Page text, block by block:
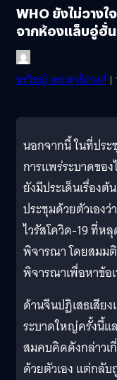
WHO ยังไม่วาง
จากห้องแล็บอู่ฮั่น
สรวิชญ์ พระสุจริตวงศ์ |
นอกจากนี้ ในที่ประ
การแพร่ระบาดขอ
ยังมีประเด็นเรื่อง
ประชุมด้วยตัวเอง
ไวรัสโควิด-19 ที่ห
พิจารณา โดยสมม
พิจารณาเพื่อหาข้อ
ด้านจีนปฏิเสธเสีย
ระบาดใหญ่ครั้งนี้แ
สมคบคิดดังกล่าวเ
ด้วยตัวเอง แต่กลั